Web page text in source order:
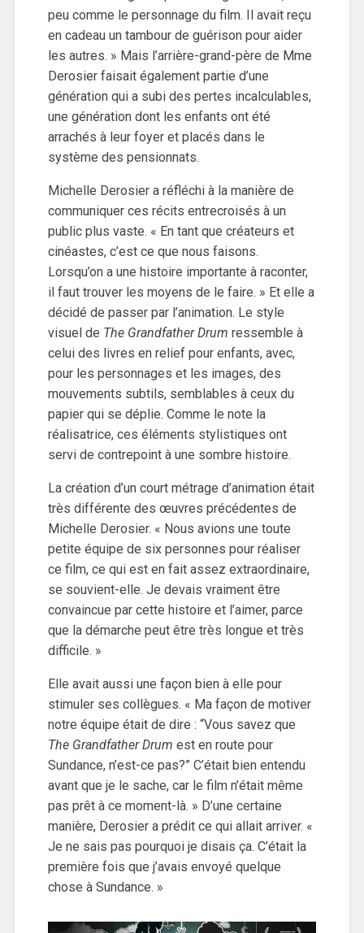
peu comme le personnage du film. Il avait reçu
en cadeau un tambour de guérison pour aider
les autres. » Mais l’arrière-grand-père de Mme
Derosier faisait également partie d’une
génération qui a subi des pertes incalculables,
une génération dont les enfants ont été
arrachés à leur foyer et placés dans le
système des pensionnats.
Michelle Derosier a réfléchi à la manière de
communiquer ces récits entrecroisés à un
public plus vaste. « En tant que créateurs et
cinéastes, c’est ce que nous faisons.
Lorsqu’on a une histoire importante à raconter,
il faut trouver les moyens de le faire. » Et elle a
décidé de passer par l’animation. Le style
visuel de The Grandfather Drum ressemble à
celui des livres en relief pour enfants, avec,
pour les personnages et les images, des
mouvements subtils, semblables à ceux du
papier qui se déplie. Comme le note la
réalisatrice, ces éléments stylistiques ont
servi de contrepoint à une sombre histoire.
La création d’un court métrage d’animation était
très différente des œuvres précédentes de
Michelle Derosier. « Nous avions une toute
petite équipe de six personnes pour réaliser
ce film, ce qui est en fait assez extraordinaire,
se souvient-elle. Je devais vraiment être
convaincue par cette histoire et l’aimer, parce
que la démarche peut être très longue et très
difficile. »
Elle avait aussi une façon bien à elle pour
stimuler ses collègues. « Ma façon de motiver
notre équipe était de dire : “Vous savez que
The Grandfather Drum est en route pour
Sundance, n’est-ce pas?” C’était bien entendu
avant que je le sache, car le film n’était même
pas prêt à ce moment-là. » D’une certaine
manière, Derosier a prédit ce qui allait arriver. «
Je ne sais pas pourquoi je disais ça. C’était la
première fois que j’avais envoyé quelque
chose à Sundance. »